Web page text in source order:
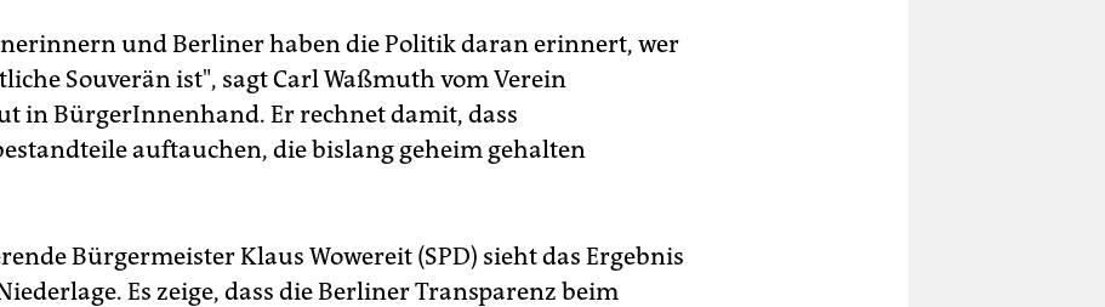
und Berliner haben die Politik daran erinnert, wer
Souverän ist", sagt Carl Waßmuth vom Verein
in BürgerInnenhand. Er rechnet damit, dass
auftauchen, die bislang geheim gehalten
Bürgermeister Klaus Wowereit (SPD) sieht das Ergebnis
Es zeige, dass die Berliner Transparenz beim